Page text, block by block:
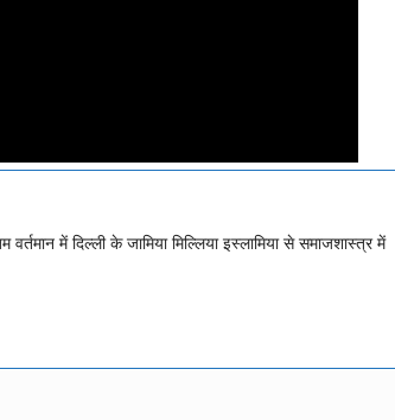
में दिल्ली के जामिया मिल्लिया इस्लामिया से समाजशास्त्र में